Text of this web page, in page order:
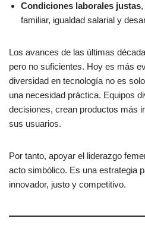
Condiciones laborales justas
familiar, igualdad salarial y
Los avances de las últimas
pero no suficientes. Hoy es más
diversidad en tecnología no es
una necesidad práctica. Equipos
decisiones, crean productos más
sus usuarios.
Por tanto, apoyar el liderazgo
acto simbólico. Es una estrategia
innovador, justo y competitivo.